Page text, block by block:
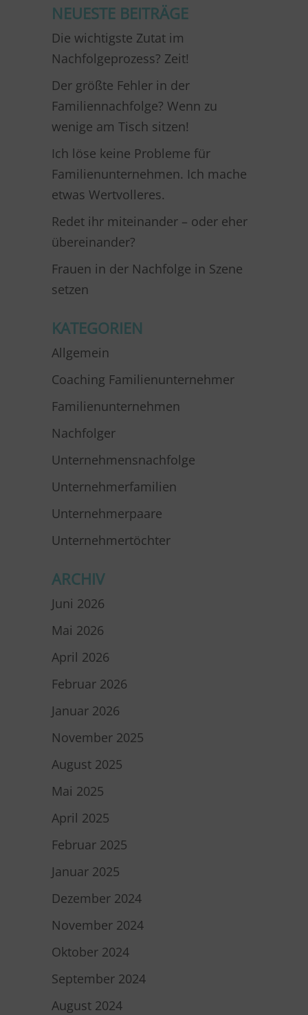
NEUESTE BEITRÄGE
Die wichtigste Zutat im
Nachfolgeprozess? Zeit!
Der größte Fehler in der
Familiennachfolge? Wenn zu
wenige am Tisch sitzen!
Ich löse keine Probleme für
Familienunternehmen. Ich mache
etwas Wertvolleres.
Redet ihr miteinander – oder eher
übereinander?
Frauen in der Nachfolge in Szene
setzen
KATEGORIEN
Allgemein
Coaching Familienunternehmer
Familienunternehmen
Nachfolger
Unternehmensnachfolge
Unternehmerfamilien
Unternehmerpaare
Unternehmertöchter
ARCHIV
Juni 2026
Mai 2026
April 2026
Februar 2026
Januar 2026
November 2025
August 2025
Mai 2025
April 2025
Februar 2025
Januar 2025
Dezember 2024
November 2024
Oktober 2024
September 2024
August 2024